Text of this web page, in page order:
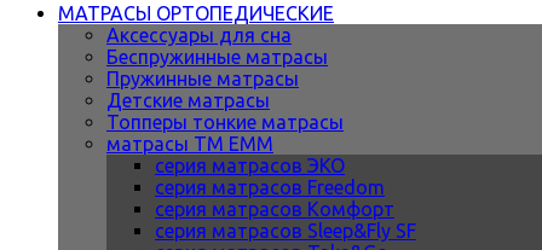
МАТРАСЫ ОРТОПЕДИЧЕСКИЕ
Аксессуары для сна
Беспружинные матрасы
Пружинные матрасы
Детские матрасы
Топперы тонкие матрасы
матрасы ТМ ЕММ
серия матрасов ЭКО
серия матрасов Freedom
серия матрасов Комфорт
серия матрасов Sleep&Fly SF